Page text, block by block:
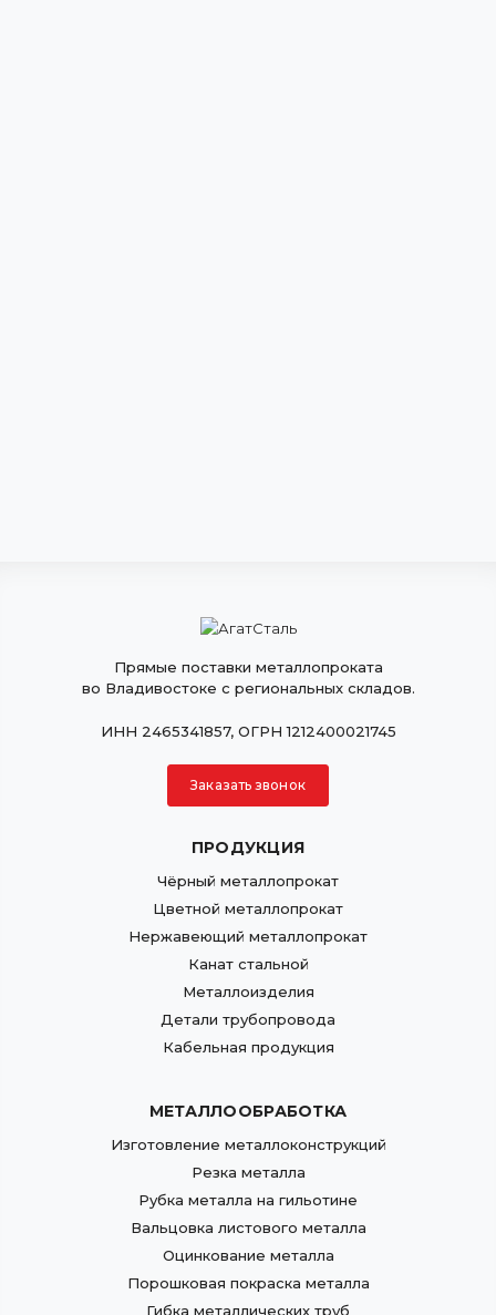
Прямые поставки металлопроката
во Владивостоке с региональных складов.
ИНН 2465341857, ОГРН 1212400021745
Заказать звонок
ПРОДУКЦИЯ
Чёрный металлопрокат
Цветной металлопрокат
Нержавеющий металлопрокат
Канат стальной
Металлоизделия
Детали трубопровода
Кабельная продукция
МЕТАЛЛООБРАБОТКА
Изготовление металлоконструкций
Резка металла
Рубка металла на гильотине
Вальцовка листового металла
Оцинкование металла
Порошковая покраска металла
Гибка металлических труб